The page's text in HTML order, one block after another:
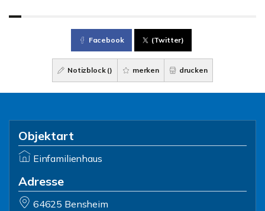
Facebook (Twitter)
Notizblock () merken drucken
Objektart
Einfamilienhaus
Adresse
64625 Bensheim